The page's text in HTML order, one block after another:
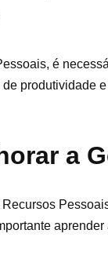
é
produtividade
a